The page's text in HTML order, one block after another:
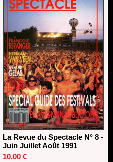
La Revue du Spectacle N° 8 -
Juin Juillet Août 1991
10,00 €